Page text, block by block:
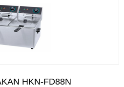
HKN-FD88N